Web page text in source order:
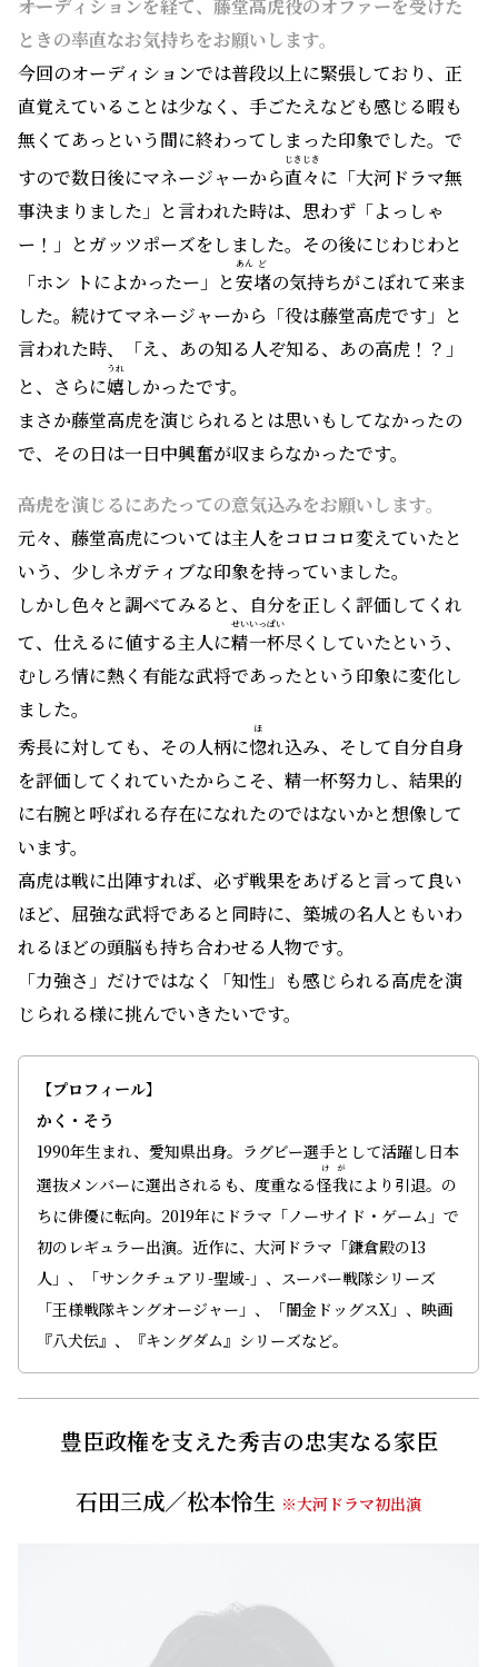
――オーディションを経て、藤堂高虎役のオファーを受けた
ときの率直なお気持ちをお願いします。
今回のオーディションでは普段以上に緊張しており、正
直覚えていることは少なく、手ごたえなども感じる暇も
無くてあっという間に終わってしまった印象でした。で
すので数日後にマネージャーから直々
じきじき
に「大河ドラマ無
事決まりました」と言われた時は、思わず「よっしゃ
ー！」とガッツポーズをしました。その後にじわじわと
「ホン トによかったー」と安
あん
堵
ど
の気持ちがこぼれて来ま
した。続けてマネージャーから「役は藤堂高虎です」と
言われた時、「え、あの知る人ぞ知る、あの高虎！？」
と、さらに嬉
うれ
しかったです。
まさか藤堂高虎を演じられるとは思いもしてなかったの
で、その日は一日中興奮が収まらなかったです。
――高虎を演じるにあたっての意気込みをお願いします。
元々、藤堂高虎については主人をコロコロ変えていたと
いう、少しネガティブな印象を持っていました。
しかし色々と調べてみると、自分を正しく評価してくれ
て、仕えるに値する主人に精一杯
せいいっぱい
尽くしていたという、
むしろ情に熱く有能な武将であったという印象に変化し
ました。
秀長に対しても、その人柄に惚
ほ
れ込み、そして自分自身
を評価してくれていたからこそ、精一杯努力し、結果的
に右腕と呼ばれる存在になれたのではないかと想像して
います。
高虎は戦に出陣すれば、必ず戦果をあげると言って良い
ほど、屈強な武将であると同時に、築城の名人ともいわ
れるほどの頭脳も持ち合わせる人物です。
「力強さ」だけではなく「知性」も感じられる高虎を演
じられる様に挑んでいきたいです。
【プロフィール】
かく・そう
1990年生まれ、愛知県出身。ラグビー選手として活躍し日本
選抜メンバーに選出されるも、度重なる怪我
けが
により引退。の
ちに俳優に転向。2019年にドラマ「ノーサイド・ゲーム」で
初のレギュラー出演。近作に、大河ドラマ「鎌倉殿の13
人」、「サンクチュアリ-聖域-」、スーパー戦隊シリーズ
「王様戦隊キングオージャー」、「闇金ドッグスX」、映画
『八犬伝』、『キングダム』シリーズなど。
豊臣政権を支えた秀吉の忠実なる家臣
石田三成／松本怜生 ※大河ドラマ初出演